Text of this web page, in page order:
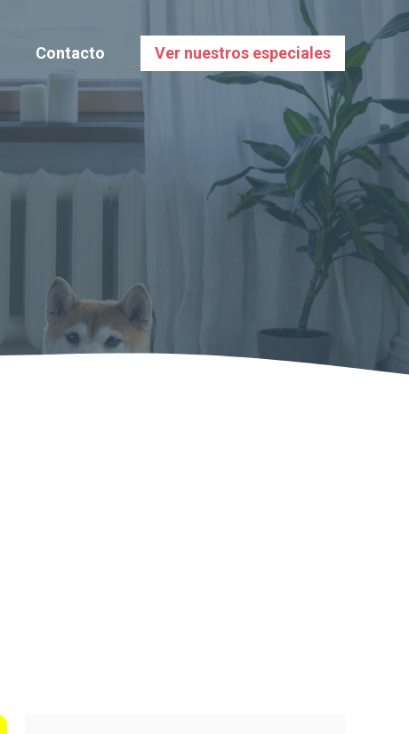
Contacto Ver nuestros especiales